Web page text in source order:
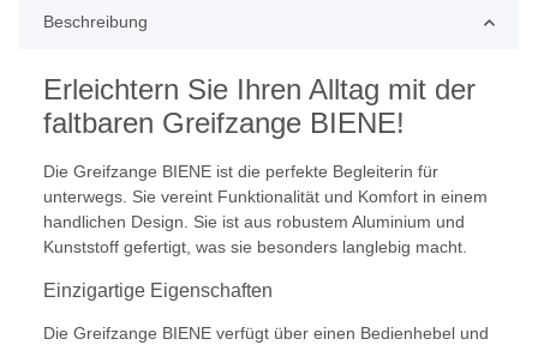
Beschreibung
Erleichtern Sie Ihren Alltag mit der
faltbaren Greifzange BIENE!
Die Greifzange BIENE ist die perfekte Begleiterin für
unterwegs. Sie vereint Funktionalität und Komfort in einem
handlichen Design. Sie ist aus robustem Aluminium und
Kunststoff gefertigt, was sie besonders langlebig macht.
Einzigartige Eigenschaften
Die Greifzange BIENE verfügt über einen Bedienhebel und